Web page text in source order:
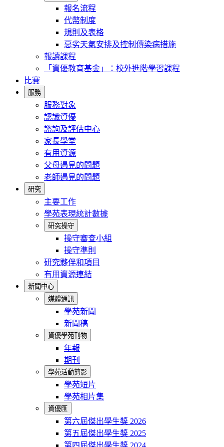
報名流程
代幣制度
規則及表格
惡劣天氣安排及控制傳染病措施
報讀課程
「資優教育基金」：校外進階學習課程
比賽
服務
服務對象
認識資優
諮詢及評估中心
家長學堂
有用資源
父母遇見的問題
老師遇見的問題
研究
主要工作
學苑表現統計數據
研究操守
操守審查小組
操守準則
研究夥伴和項目
有用資源連結
新聞中心
媒體通訊
學苑新聞
新聞稿
資優學苑刊物
年報
期刊
學苑活動剪影
學苑短片
學苑相片集
資優匯
第六屆傑出學生獎 2026
第五屆傑出學生獎 2025
第四屆傑出學生獎 2024